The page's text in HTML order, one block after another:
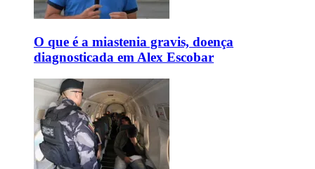
O que é a miastenia gravis, doença
diagnosticada em Alex Escobar